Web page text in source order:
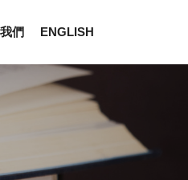
們 ENGLISH